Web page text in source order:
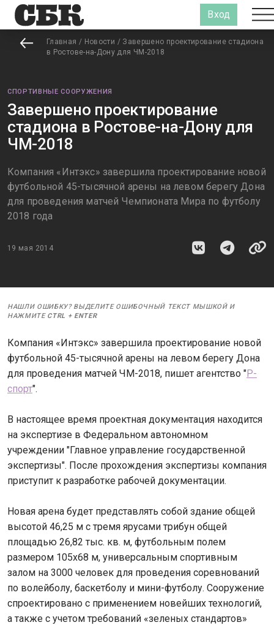
Вход
Главная / Новости / Завершено проектирование стадиона
в Ростове-на-Дону для ЧМ-2018
СПОРТИВНЫЕ СООРУЖЕНИЯ
Завершено проектирование
стадиона в Ростове-на-Дону для
ЧМ-2018
Компания «Интэкс» завершила проектирование новой
футбольной 45-тысячной арены на левом берегу Дона
для проведения матчей Чемпионата Мира по футболу
2018 года
19 мая 2014
НАШЛИ ОШИБКУ? ВЫДЕЛИТЕ ОШИБОЧНЫЙ ТЕКСТ МЫШКОЙ И
НАЖМИТЕ CTRL + ENTER
Компания «Интэкс» завершила проектирование новой
футбольной 45-тысячной арены на левом берегу Дона
для проведения матчей ЧМ-2018, пишет агентство "Р-
спорт".
В настоящее время проектная документация находится
на экспертизе в Федеральном автономном
учреждении "Главное управление государственной
экспертизы". После прохождения экспертизы компания
приступит к разработке рабочей документации.
Новая арена будет представлять собой здание общей
высотой 46,25 м с тремя ярусами трибун общей
площадью 26,82 тыс. кв. м, футбольным полем
размером 105х68 м, универсальным спортивным
залом на 3000 человек для проведения соревнований
по волейболу, баскетболу и мини-футболу. Сооружение
спроектировано с применением новейших технологий,
а также с учетом требований «зеленых стандартов»